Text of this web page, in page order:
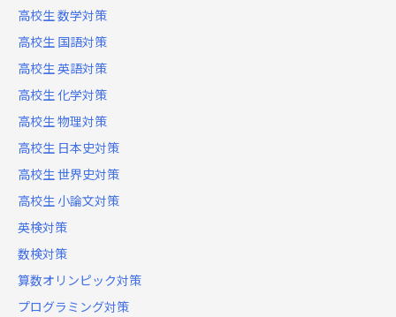
高校生 数学対策
高校生 国語対策
高校生 英語対策
高校生 化学対策
高校生 物理対策
高校生 日本史対策
高校生 世界史対策
高校生 小論文対策
英検対策
数検対策
算数オリンピック対策
プログラミング対策